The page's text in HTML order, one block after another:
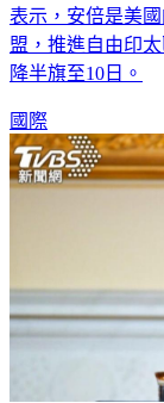
表示，安倍是美
盟，推進自由印
降半旗至10日。
國際